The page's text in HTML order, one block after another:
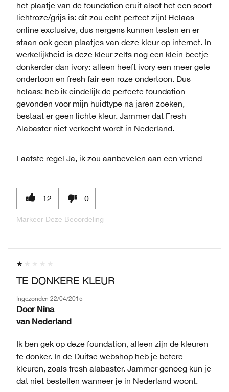
het plaatje van de foundation eruit alsof het een soort
lichtroze/grijs is: dit zou echt perfect zijn! Helaas
online exclusive, dus nergens kunnen testen en er
staan ook geen plaatjes van deze kleur op internet. In
werkelijkheid is deze kleur zelfs nog een klein beetje
donkerder dan ivory: alleen heeft ivory een meer gele
ondertoon en fresh fair een roze ondertoon. Dus
helaas: heb ik eindelijk de perfecte foundation
gevonden voor mijn huidtype na jaren zoeken,
bestaat er geen lichte kleur. Jammer dat Fresh
Alabaster niet verkocht wordt in Nederland.
Laatste regel Ja, ik zou aanbevelen aan een vriend
12 0
Markeer Deze Beoordeling
TE DONKERE KLEUR
Ingezonden 22/04/2015
Door Nina
van Nederland
Ik ben gek op deze foundation, alleen zijn de kleuren
te donker. In de Duitse webshop heb je betere
kleuren, zoals fresh alabaster. Jammer genoeg kun je
dat niet bestellen wanneer je in Nederland woont.